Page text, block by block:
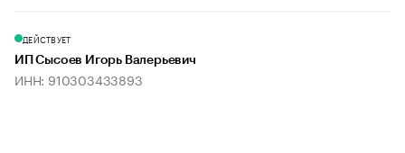
ДЕЙСТВУЕТ
ИП Сысоев Игорь Валерьевич
ИНН: 910303433893